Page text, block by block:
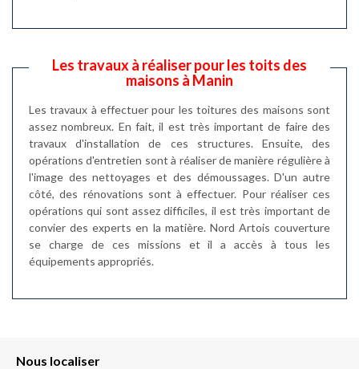
Les travaux à réaliser pour les toits des
maisons à Manin
Les travaux à effectuer pour les toitures des maisons sont
assez nombreux. En fait, il est très important de faire des
travaux d'installation de ces structures. Ensuite, des
opérations d'entretien sont à réaliser de manière régulière à
l'image des nettoyages et des démoussages. D'un autre
côté, des rénovations sont à effectuer. Pour réaliser ces
opérations qui sont assez difficiles, il est très important de
convier des experts en la matière. Nord Artois couverture
se charge de ces missions et il a accès à tous les
équipements appropriés.
Nous localiser